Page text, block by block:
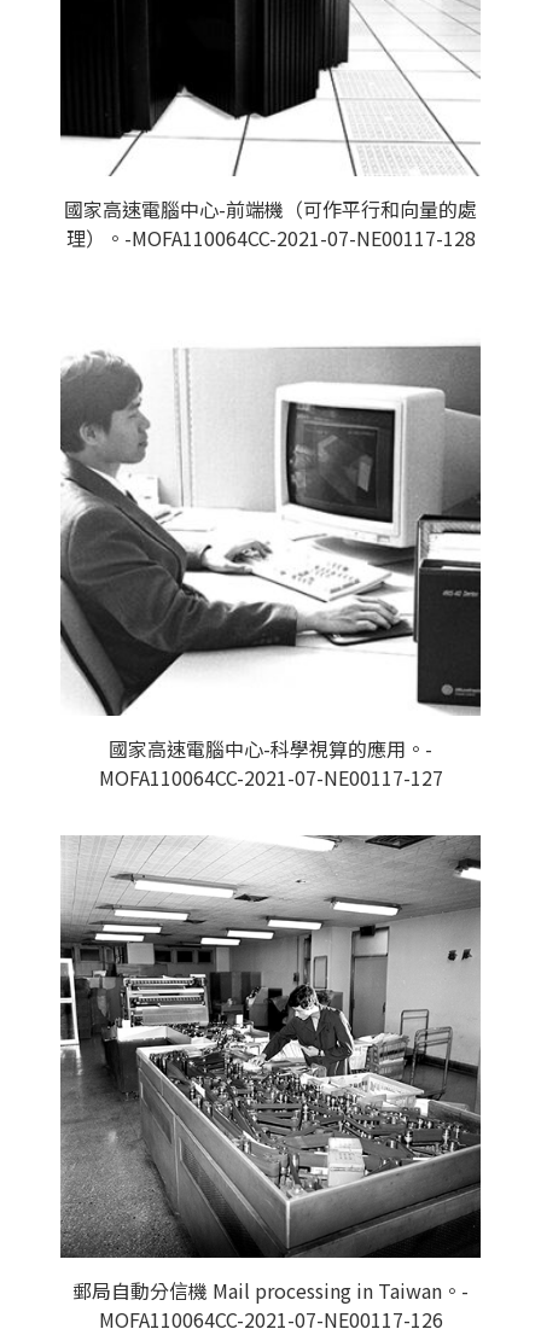
國家高速電腦中心-前端機（可作平行和向量的處
理）。-MOFA110064CC-2021-07-NE00117-128
國家高速電腦中心-科學視算的應用。-
MOFA110064CC-2021-07-NE00117-127
郵局自動分信機 Mail processing in Taiwan。-
MOFA110064CC-2021-07-NE00117-126